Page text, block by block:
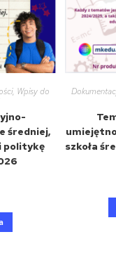
, Wpisy do
średniej,
politykę
szkoła